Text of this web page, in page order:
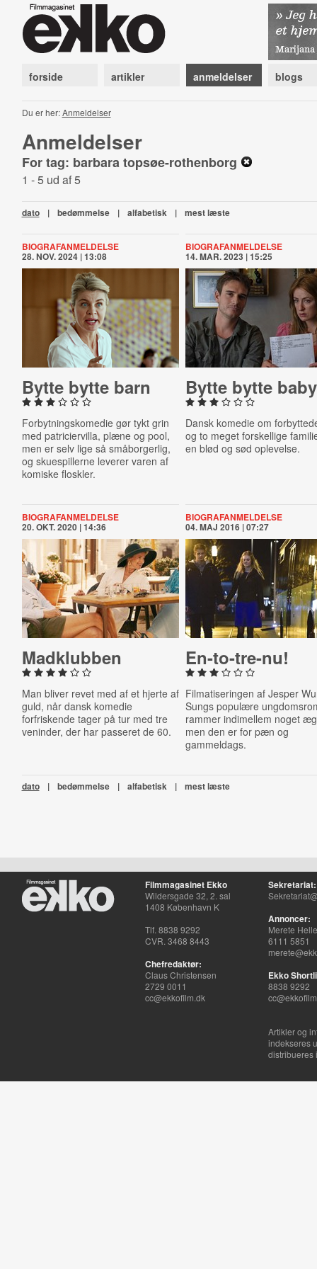
forside artikler anmeldelser blogs
Du er her:Anmeldelser
Anmeldelser
For tag: barbara topsøe-rothenborg
1 - 5 ud af 5
dato | bedømmelse | alfabetisk | mest læste
BIOGRAFANMELDELSE
28. NOV. 2024 | 13:08
Bytte bytte barn
Forbytningskomedie gør tykt grin
med patriciervilla, plæne og pool,
men er selv lige så småborgerlig,
og skuespillerne leverer varen af
komiske floskler.
BIOGRAFANMELDELSE
14. MAR. 2023 | 15:25
Bytte bytte baby
Dansk komedie om
og to meget forskellige
en blød og sød oplevelse.
BIOGRAFANMELDELSE
20. OKT. 2020 | 14:36
Mad­klub­ben
Man bliver revet med af et hjerte af
guld, når dansk komedie
forfriskende tager på tur med tre
veninder, der har passeret de 60.
BIOGRAFANMELDELSE
04. MAJ 2016 | 07:27
En-​to-​tre-​nu!
Filmatiseringen af Jesper
Sungs populære
rammer indimellem noget
men den er for pæn og
gammeldags.
dato | bedømmelse | alfabetisk | mest læste
Filmmagasinet Ekko
Wildersgade 32, 2. sal
1408 København K
Tlf. 8838 9292
CVR. 3468 8443
Chefredaktør:
Claus Christensen
2729 0011
cc@ekkofilm.dk
Sekretariat:
Annoncer:
Merete
6111 5851
Ekko
8838 9292
Artikler og
indekseres
distribueres